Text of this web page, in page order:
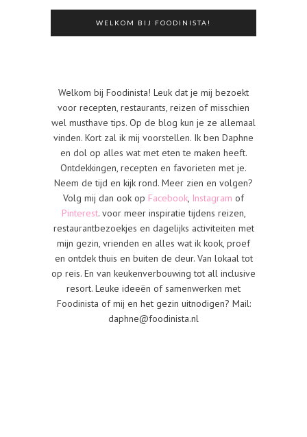
WELKOM BIJ FOODINISTA!
Welkom bij Foodinista! Leuk dat je mij bezoekt
voor recepten, restaurants, reizen of misschien
wel musthave tips. Op de blog kun je ze allemaal
vinden. Kort zal ik mij voorstellen. Ik ben Daphne
en dol op alles wat met eten te maken heeft.
Ontdekkingen, recepten en favorieten met je.
Neem de tijd en kijk rond. Meer zien en volgen?
Volg mij dan ook op Facebook, Instagram of
Pinterest. voor meer inspiratie tijdens reizen,
restaurantbezoekjes en dagelijks activiteiten met
mijn gezin, vrienden en alles wat ik kook, proef
en ontdek thuis en buiten de deur. Van lokaal tot
op reis. En van keukenverbouwing tot all inclusive
resort. Leuke ideeën of samenwerken met
Foodinista of mij en het gezin uitnodigen? Mail:
daphne@foodinista.nl